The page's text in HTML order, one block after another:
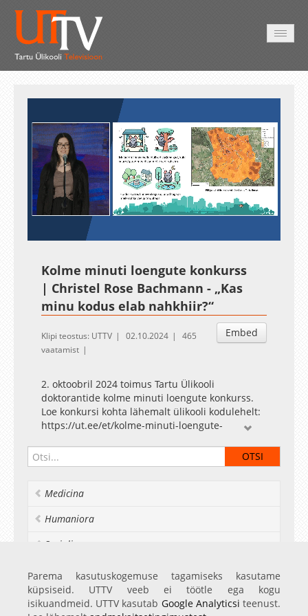
Unmute
18.63%
Kolme minuti loengute konkurss
| Christel Rose Bachmann - „Kas
minu kodus elab nahkhiir?“
Embed
Klipi teostus: UTTV 02.10.2024
465
vaatamist
2. oktoobril 2024 toimus Tartu Ülikooli
doktorantide kolme minuti loengute konkurss.
Loe konkursi kohta lähemalt ülikooli kodulehelt:
https://ut.ee/et/kolme-minuti-loengute-
The Three Minute Thesis competition for the
on 2 October 2024. Read more about the
https://ut.ee/en/3-minute-thesis-competitions
Medicina
Humaniora
Socialia
Realia et naturalia
Ülikoolist veel
Parema kasutuskogemuse tagamiseks kasutame
küpsiseid. UTTV veeb ei töötle ega kogu
isikuandmeid. UTTV kasutab Google Analyticsi teenust.